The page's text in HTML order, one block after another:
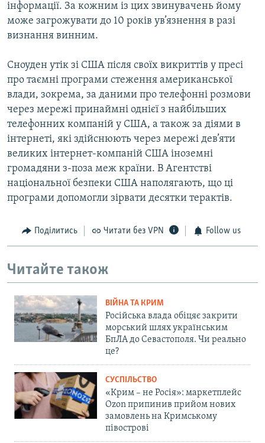
інформації. За кожним із цих звинувачень йому
може загрожувати до 10 років ув’язнення в разі
визнання винним.
Сноуден утік зі США після своїх викриттів у пресі
про таємні програми стеження американської
влади, зокрема, за даними про телефонні розмови
через мережі принаймні однієї з найбільших
телефонних компаній у США, а також за діями в
інтернеті, які здійснюють через мережі дев’яти
великих інтернет-компаній США іноземні
громадяни з-поза меж країни. В Агентстві
національної безпеки США наполягають, що ці
програми допомогли зірвати десятки терактів.
Поділитись Читати без VPN Follow us
Читайте також
ВІЙНА ТА КРИМ
Російська влада обіцяє закрити
морський шлях українським
БпЛА до Севастополя. Чи реально
це?
СУСПІЛЬСТВО
«Крим – не Росія»: маркетплейс
Ozon припинив прийом нових
замовлень на Кримському
півострові